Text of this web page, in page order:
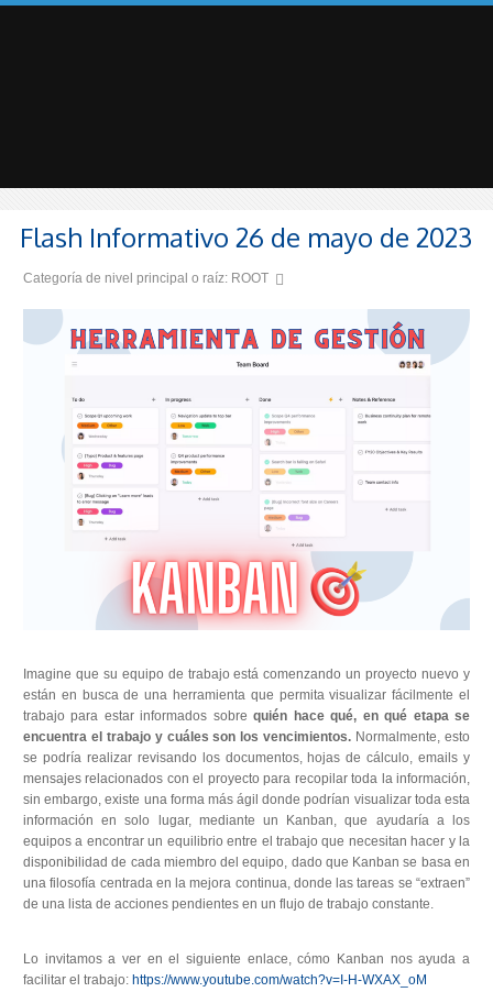
Flash Informativo 26 de mayo de 2023
Categoría de nivel principal o raíz: ROOT
Imagine que su equipo de trabajo está comenzando un proyecto nuevo y
están en busca de una herramienta que permita visualizar fácilmente el
trabajo para estar informados sobrequién hace qué, en qué etapa se
encuentra el trabajo y cuáles son los vencimientos. Normalmente, esto
se podría realizar revisando los documentos, hojas de cálculo, emails y
mensajes relacionados con el proyecto para recopilar toda la información,
sin embargo, existe una forma más ágil donde podrían visualizar toda esta
información en solo lugar, mediante un Kanban, que ayudaría a los
equipos a encontrar un equilibrio entre el trabajo que necesitan hacer y la
disponibilidad de cada miembro del equipo, dado que Kanban se basa en
una filosofía centrada en la mejora continua, donde las tareas se “extraen”
de una lista de acciones pendientes en un flujo de trabajo constante.
Lo invitamos a ver en el siguiente enlace, cómo Kanban nos ayuda a
facilitar el trabajo: https://www.youtube.com/watch?v=I-H-WXAX_oM